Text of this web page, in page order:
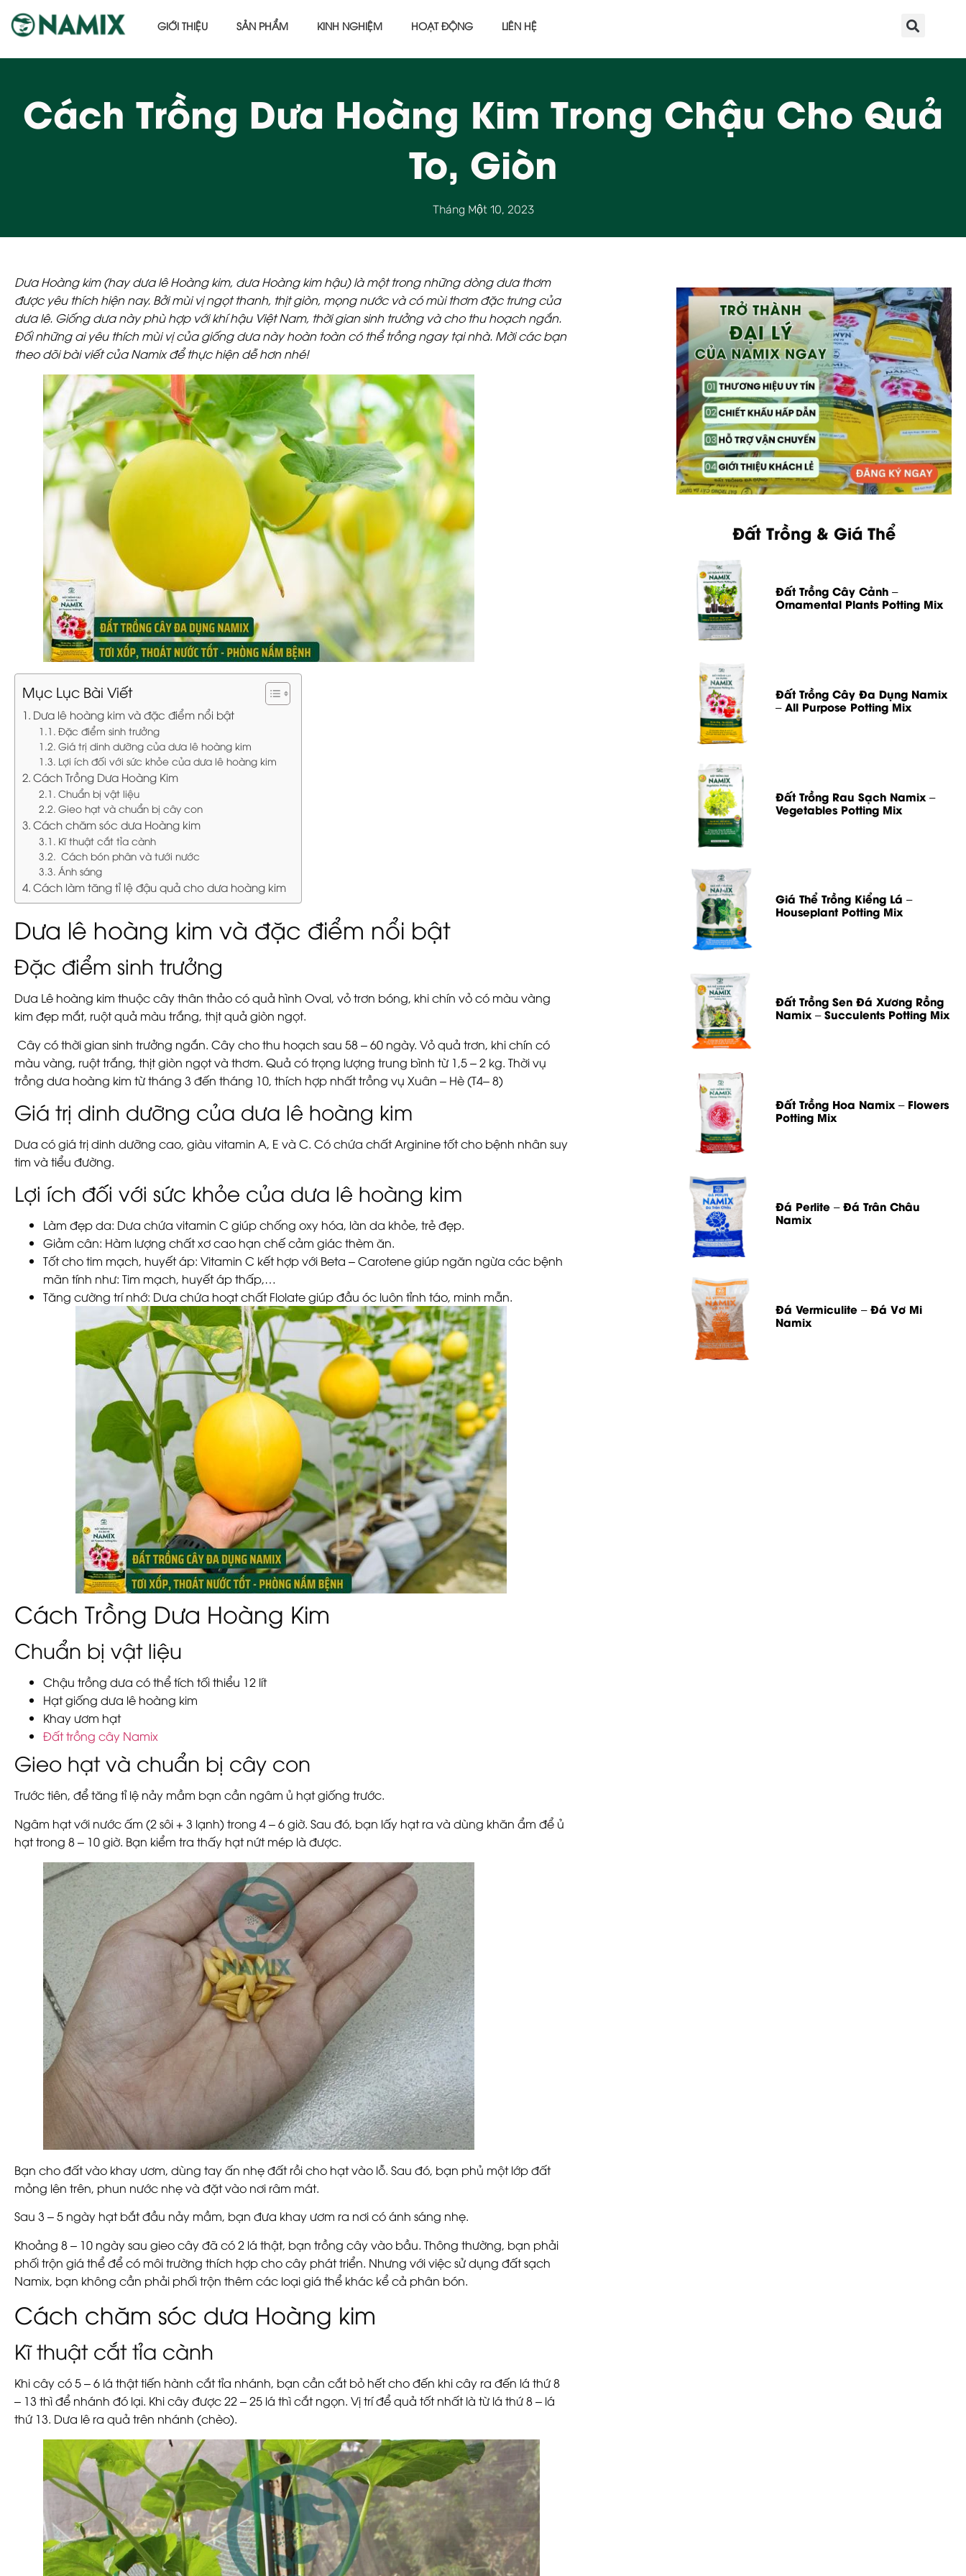
GIỚI THIỆU SẢN PHẨM KINH NGHIỆM HOẠT ĐỘNG LIÊN HỆ
Cách Trồng Dưa Hoàng Kim Trong Chậu Cho Quả
To, Giòn
Tháng Một 10, 2023
Dưa Hoàng kim(hay dưa lê Hoàng kim, dưa Hoàng kim hậu) là một trong những dòng dưa thơm
được yêu thích hiện nay. Bởi mùi vị ngọt thanh, thịt giòn, mọng nước và có mùi thơm đặc trưng của
dưa lê. Giống dưa này phù hợp với khí hậu Việt Nam, thời gian sinh trưởng và cho thu hoạch ngắn.
Đối những ai yêu thích mùi vị của giống dưa này hoàn toàn có thể trồng ngay tại nhà. Mời các bạn
theo dõi bài viết của Namix để thực hiện dễ hơn nhé!
Mục Lục Bài Viết
Dưa lê hoàng kim và đặc điểm nổi bật
Đặc điểm sinh trưởng
Giá trị dinh dưỡng của dưa lê hoàng kim
Lợi ích đối với sức khỏe của dưa lê hoàng kim
Cách Trồng Dưa Hoàng Kim
Chuẩn bị vật liệu
Gieo hạt và chuẩn bị cây con
Cách chăm sóc dưa Hoàng kim
Kĩ thuật cắt tỉa cành
Cách bón phân và tưới nước
Ánh sáng
Cách làm tăng tỉ lệ đậu quả cho dưa hoàng kim
Dưa lê hoàng kim và đặc điểm nổi bật
Đặc điểm sinh trưởng
Dưa Lê hoàng kim thuộc cây thân thảo có quả hình Oval, vỏ trơn bóng, khi chín vỏ có màu vàng
kim đẹp mắt, ruột quả màu trắng, thịt quả giòn ngọt.
Cây có thời gian sinh trưởng ngắn. Cây cho thu hoạch sau 58 – 60 ngày. Vỏ quả trơn, khi chín có
màu vàng, ruột trắng, thịt giòn ngọt và thơm. Quả có trọng lượng trung bình từ 1,5 – 2 kg. Thời vụ
trồng dưa hoàng kim từ tháng 3 đến tháng 10, thích hợp nhất trồng vụ Xuân – Hè (T4– 8)
Giá trị dinh dưỡng của dưa lê hoàng kim
Dưa có giá trị dinh dưỡng cao, giàu vitamin A, E và C. Có chứa chất Arginine tốt cho bệnh nhân suy
tim và tiểu đường.
Lợi ích đối với sức khỏe của dưa lê hoàng kim
Làm đẹp da: Dưa chứa vitamin C giúp chống oxy hóa, làn da khỏe, trẻ đẹp.
Giảm cân: Hàm lượng chất xơ cao hạn chế cảm giác thèm ăn.
Tốt cho tim mạch, huyết áp: Vitamin C kết hợp với Beta – Carotene giúp ngăn ngừa các bệnh
mãn tính như: Tim mạch, huyết áp thấp,…
Tăng cường trí nhớ: Dưa chứa hoạt chất Flolate giúp đầu óc luôn tỉnh táo, minh mẫn.
Cách Trồng Dưa Hoàng Kim
Chuẩn bị vật liệu
Chậu trồng dưa có thể tích tối thiểu 12 lít
Hạt giống dưa lê hoàng kim
Khay ươm hạt
Đất trồng cây Namix
Gieo hạt và chuẩn bị cây con
Trước tiên, để tăng tỉ lệ nảy mầm bạn cần ngâm ủ hạt giống trước.
Ngâm hạt với nước ấm (2 sôi + 3 lạnh) trong 4 – 6 giờ. Sau đó, bạn lấy hạt ra và dùng khăn ẩm để ủ
hạt trong 8 – 10 giờ. Bạn kiểm tra thấy hạt nứt mép là được.
Bạn cho đất vào khay ươm, dùng tay ấn nhẹ đất rồi cho hạt vào lỗ. Sau đó, bạn phủ một lớp đất
mỏng lên trên, phun nước nhẹ và đặt vào nơi râm mát.
Sau 3 – 5 ngày hạt bắt đầu nảy mầm, bạn đưa khay ươm ra nơi có ánh sáng nhẹ.
Khoảng 8 – 10 ngày sau gieo cây đã có 2 lá thật, bạn trồng cây vào bầu. Thông thường, bạn phải
phối trộn giá thể để có môi trường thích hợp cho cây phát triển. Nhưng với việc sử dụng đất sạch
Namix, bạn không cần phải phối trộn thêm các loại giá thể khác kể cả phân bón.
Cách chăm sóc dưa Hoàng kim
Kĩ thuật cắt tỉa cành
Khi cây có 5 – 6 lá thật tiến hành cắt tỉa nhánh, bạn cần cắt bỏ hết cho đến khi cây ra đến lá thứ 8
– 13 thì để nhánh đó lại. Khi cây được 22 – 25 lá thì cắt ngọn. Vị trí để quả tốt nhất là từ lá thứ 8 – lá
thứ 13. Dưa lê ra quả trên nhánh (chèo).
Đất Trồng & Giá Thể
Đất Trồng Cây Cảnh –
Ornamental Plants Potting Mix
Đất Trồng Cây Đa Dụng Namix
– All Purpose Potting Mix
Đất Trồng Rau Sạch Namix –
Vegetables Potting Mix
Giá Thể Trồng Kiểng Lá –
Houseplant Potting Mix
Đất Trồng Sen Đá Xương Rồng
Namix – Succulents Potting Mix
Đất Trồng Hoa Namix – Flowers
Potting Mix
Đá Perlite – Đá Trân Châu
Namix
Đá Vermiculite – Đá Vơ Mi
Namix